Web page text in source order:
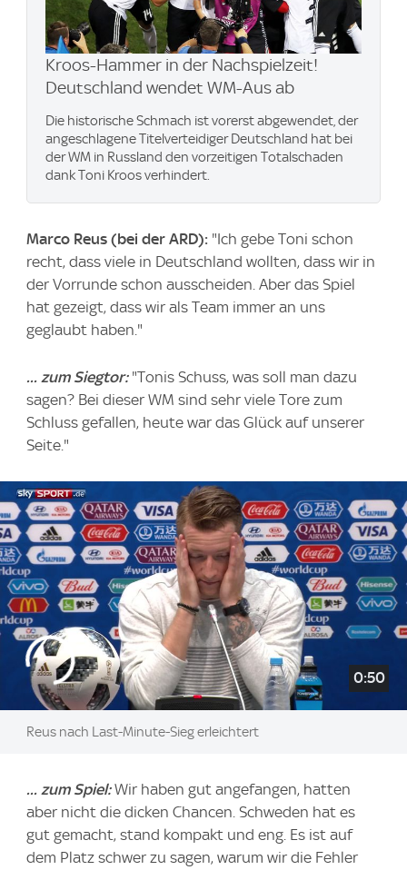
Kroos-Hammer in der Nachspielzeit!
Deutschland wendet WM-Aus ab
Die historische Schmach ist vorerst abgewendet, der
angeschlagene Titelverteidiger Deutschland hat bei
der WM in Russland den vorzeitigen Totalschaden
dank Toni Kroos verhindert.
Marco Reus (bei der ARD): "Ich gebe Toni schon
recht, dass viele in Deutschland wollten, dass wir in
der Vorrunde schon ausscheiden. Aber das Spiel
hat gezeigt, dass wir als Team immer an uns
geglaubt haben."
... zum Siegtor: "Tonis Schuss, was soll man dazu
sagen? Bei dieser WM sind sehr viele Tore zum
Schluss gefallen, heute war das Glück auf unserer
Seite."
0:50
Reus nach Last-Minute-Sieg erleichtert
... zum Spiel:Wir haben gut angefangen, hatten
aber nicht die dicken Chancen. Schweden hat es
gut gemacht, stand kompakt und eng. Es ist auf
dem Platz schwer zu sagen, warum wir die Fehler